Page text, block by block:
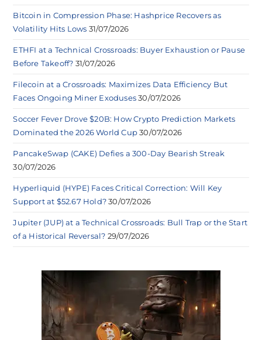
Bitcoin in Compression Phase: Hashprice Recovers as
Volatility Hits Lows 31/07/2026
ETHFI at a Technical Crossroads: Buyer Exhaustion or Pause
Before Takeoff? 31/07/2026
Filecoin at a Crossroads: Maximizes Data Efficiency But
Faces Ongoing Miner Exoduses 30/07/2026
Soccer Fever Drove $20B: How Crypto Prediction Markets
Dominated the 2026 World Cup 30/07/2026
PancakeSwap (CAKE) Defies a 300-Day Bearish Streak
30/07/2026
Hyperliquid (HYPE) Faces Critical Correction: Will Key
Support at $52.67 Hold? 30/07/2026
Jupiter (JUP) at a Technical Crossroads: Bull Trap or the Start
of a Historical Reversal? 29/07/2026